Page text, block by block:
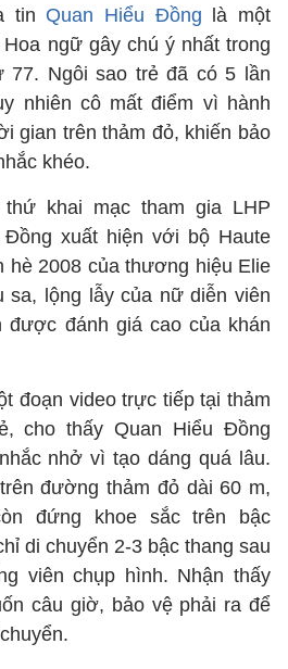
tin Quan Hiểu Đồng là một
ngữ gây chú ý nhất trong
77. Ngôi sao trẻ đã có 5 lần
nhiên cô mất điểm vì hành
gian trên thảm đỏ, khiến bảo
khéo.
khai mạc tham gia LHP
Đồng xuất hiện với bộ Haute
hè 2008 của thương hiệu Elie
sa, lộng lẫy của nữ diễn viên
được đánh giá cao của khán
đoạn video trực tiếp tại thảm
cho thấy Quan Hiểu Đồng
nhở vì tạo dáng quá lâu.
đường thảm đỏ dài 60 m,
đứng khoe sắc trên bậc
di chuyển 2-3 bậc thang sau
viên chụp hình. Nhận thấy
câu giờ, bảo vệ phải ra để